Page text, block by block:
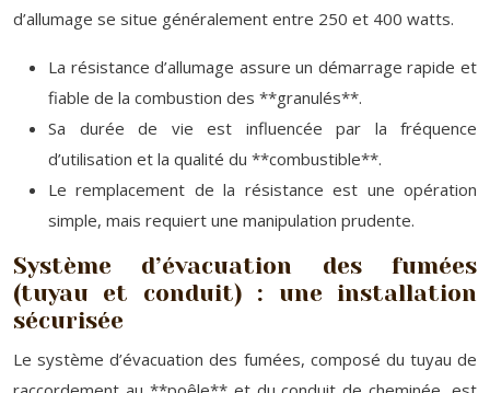
d’allumage se situe généralement entre 250 et 400 watts.
La résistance d’allumage assure un démarrage rapide et
fiable de la combustion des **granulés**.
Sa durée de vie est influencée par la fréquence
d’utilisation et la qualité du **combustible**.
Le remplacement de la résistance est une opération
simple, mais requiert une manipulation prudente.
Système d’évacuation des fumées
(tuyau et conduit) : une installation
sécurisée
Le système d’évacuation des fumées, composé du tuyau de